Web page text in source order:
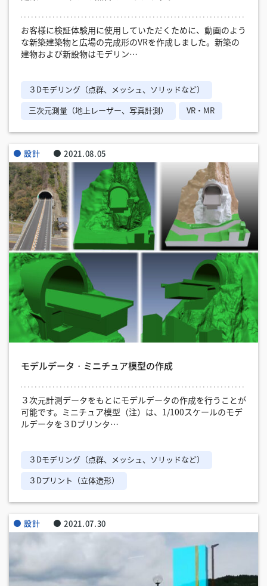
お客様に検証体験用に使用していただくために、動画のよう
な新築建築物と広場の完成形のVRを作成しました。新築の
建物および新設物はモデリン…
３Dモデリング（点群、メッシュ、ソリッドなど）
三次元測量（地上レーザー、写真計測） VR・MR
設計 2021.08.05
モデルデータ・ミニチュア模型の作成
３次元計測データをもとにモデルデータの作成を行うことが
可能です。ミニチュア模型（注）は、1/100スケールのモデ
ルデータを３Dプリンタ…
３Dモデリング（点群、メッシュ、ソリッドなど）
３Dプリント（立体造形）
設計 2021.07.30